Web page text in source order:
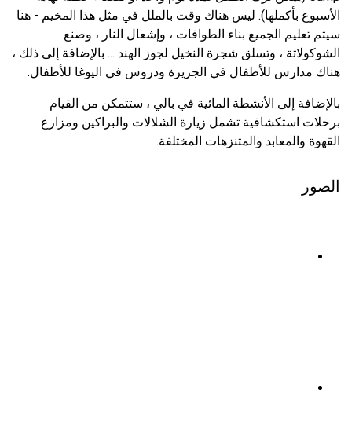
الأسبوع بأكملها). ليس هناك وقت بالملل في مثل هذا المخيم - هنا
سيتم تعليم الجميع بناء الطوافات ، وإشعال النار ، وصنع
الشوكولاتة ، وتسلق شجرة النخيل لجوز الهند ... بالإضافة إلى ذلك ،
هناك مدارس للأطفال في الجزيرة ودروس في اليوغا للأطفال.
بالإضافة إلى الأنشطة المائية في بالي ، ستتمكن من القيام
برحلات استكشافية تشمل زيارة الشلالات والبراكين ومزارع
القهوة والمعابد والمتنزهات المختلفة.
الصور